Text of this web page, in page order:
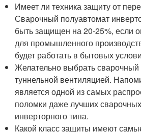
Имеет ли техника защиту от
Сварочный полуавтомат
быть защищен на 20-25%, если
для промышленного
будет работать в бытовых
Желательно выбрать сварочный
туннельной вентиляцией.
является одной из самых
поломки даже лучших
инверторного типа.
Какой класс защиты имеют